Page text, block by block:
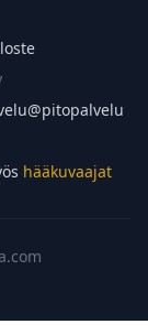
pitopalvelu
hääkuvaajat